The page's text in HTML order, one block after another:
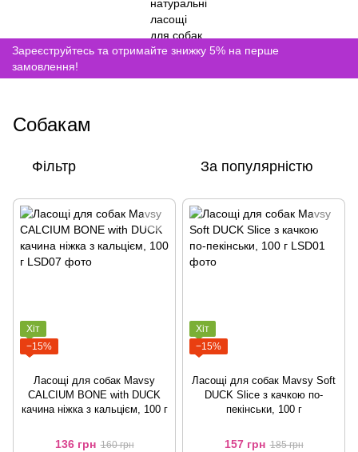
Зареєструйтесь та отримайте знижку 5% на перше
замовлення!
Собакам
Фільтр За популярністю
Хіт
−15%
Ласощі для собак Mavsy
CALCIUM BONE with DUCK
качина ніжка з кальцієм, 100 г
136 грн 160 грн
Хіт
−15%
Ласощі для собак Mavsy Soft
DUCK Slice з качкою по-
пекінськи, 100 г
157 грн 185 грн